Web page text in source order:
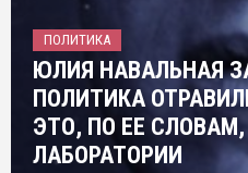
ПОЛИТИКА
ЮЛИЯ НАВАЛЬНАЯ
ПОЛИТИКА
ЭТО, ПО ЕЕ
ЛАБОРАТОРИИ